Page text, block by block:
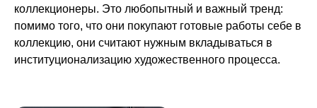
коллекционеры. Это любопытный и важный тренд:
помимо того, что они покупают готовые работы себе в
коллекцию, они считают нужным вкладываться в
институционализацию художественного процесса.
О школе
Образование